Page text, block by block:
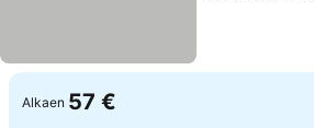
Alkaen 57 €